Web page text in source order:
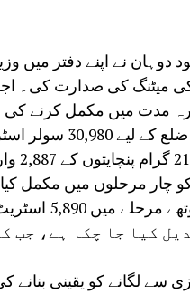
دوہان نے اپنے دفتر میں
میٹنگ کی صدارت کی۔
مدت میں مکمل کرنے
جائزہ کے دوران یہ بات
چار مرحلوں میں مکمل
مراحل کامیابی سے
میں سے اب تک 3,580 کو تبدیل کیا
سے لگانے کو یقینی بنانے